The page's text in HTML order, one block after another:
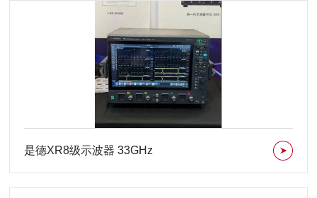
是德XR8级示波器 33GHz